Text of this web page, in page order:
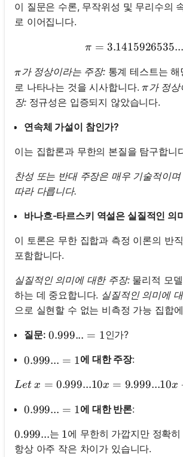
이 질문은 수론, 무작위성 및 무리수의
로 이어집니다.
\pi =
π = 3.1415926535...
\pi
π가 정상이라는 주장:통계 테스트는 해
로 나타나는 것을 시사합니다.\pi
π가 정
장:정규성은 입증되지 않았습니다.
연속체 가설이 참인가?
이는 집합론과 무한의 본질을 탐구합니
찬성 또는 반대 주장은 매우 기술적이
따라 다릅니다.
바나흐-타르스키 역설은 실질적인 의
이 토론은 무한 집합과 측정 이론의 반
포함합니다.
실질적인 의미에 대한 주장:물리적 모
하는 데 중요합니다. 실질적인 의미에
으로 실현할 수 없는 비측정 가능 집합
질문: 0.999... = 1
0.999... = 1인가?
0.999... = 1
0.999... = 1에 대한 주장:
Let x = 0.999...10x = 9.999...10x
0.999... = 1
0.999... = 1에 대한 반론:
0.999...
0.999...는 1
1에 무한히 가깝지만 정확히
항상 아주 작은 차이가 있습니다.